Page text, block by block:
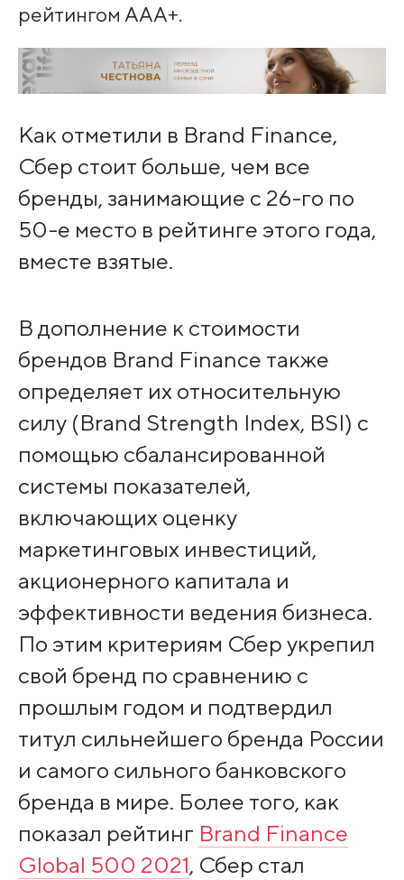
рейтингом ААА+.
Как отметили в Brand Finance,
Сбер стоит больше, чем все
бренды, занимающие с 26-го по
50-е место в рейтинге этого года,
вместе взятые.
В дополнение к стоимости
брендов Brand Finance также
определяет их относительную
силу (Brand Strength Index, BSI) с
помощью сбалансированной
системы показателей,
включающих оценку
маркетинговых инвестиций,
акционерного капитала и
эффективности ведения бизнеса.
По этим критериям Сбер укрепил
свой бренд по сравнению с
прошлым годом и подтвердил
титул сильнейшего бренда России
и самого сильного банковского
бренда в мире. Более того, как
показал рейтинг Brand Finance
Global 500 2021, Сбер стал